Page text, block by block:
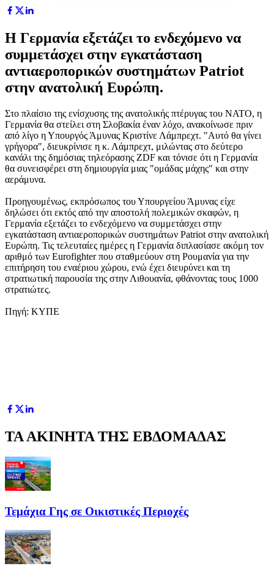
H Γερμανία εξετάζει το ενδεχόμενο να
συμμετάσχει στην εγκατάσταση
αντιαεροπορικών συστημάτων Patriot
στην ανατολική Ευρώπη.
Στο πλαίσιο της ενίσχυσης της ανατολικής πτέρυγας του ΝΑΤΟ, η
Γερμανία θα στείλει στη Σλοβακία έναν λόχο, ανακοίνωσε πριν
από λίγο η Υπουργός Άμυνας Κριστίνε Λάμπρεχτ. "Αυτό θα γίνει
γρήγορα", διευκρίνισε η κ. Λάμπρεχτ, μιλώντας στο δεύτερο
κανάλι της δημόσιας τηλεόρασης ZDF και τόνισε ότι η Γερμανία
θα συνεισφέρει στη δημιουργία μιας "ομάδας μάχης" και στην
αεράμυνα.
Προηγουμένως, εκπρόσωπος του Υπουργείου Άμυνας είχε
δηλώσει ότι εκτός από την αποστολή πολεμικών σκαφών, η
Γερμανία εξετάζει το ενδεχόμενο να συμμετάσχει στην
εγκατάσταση αντιαεροπορικών συστημάτων Patriot στην ανατολική
Ευρώπη. Τις τελευταίες ημέρες η Γερμανία διπλασίασε ακόμη τον
αριθμό των Eurofighter που σταθμεύουν στη Ρουμανία για την
επιτήρηση του εναέριου χώρου, ενώ έχει διευρύνει και τη
στρατιωτική παρουσία της στην Λιθουανία, φθάνοντας τους 1000
στρατιώτες.
Πηγή: ΚΥΠΕ
ΤΑ ΑΚΙΝΗΤΑ ΤΗΣ ΕΒΔΟΜΑΔΑΣ
Τεμάχια Γης σε Οικιστικές Περιοχές